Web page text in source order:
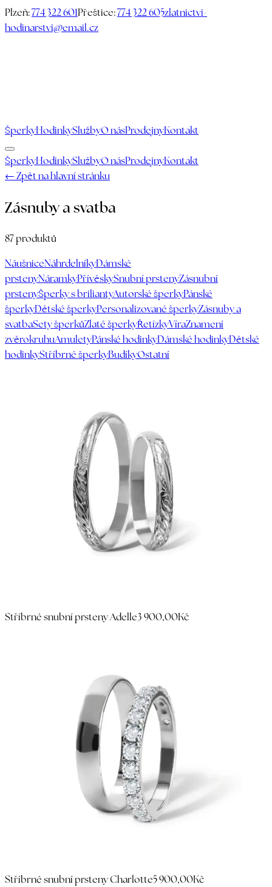
Plzeň:774 322 601Přeštice:774 322 605zlatnictvi-
hodinarstvi@email.cz
ŠperkyHodinkySlužbyO násProdejnyKontakt
ŠperkyHodinkySlužbyO násProdejnyKontakt
← Zpět na hlavní stránku
Zásnuby a svatba
87produktů
NáušniceNáhrdelníkyDámské
prstenyNáramkyPřívěskySnubní prstenyZásnubní
prstenyŠperky s briliantyAutorské šperkyPánské
šperkyDětské šperkyPersonalizované šperkyZásnuby a
svatbaSety šperkůZlaté šperkyŘetízkyVíraZnamení
zvěrokruhuAmuletyPánské hodinkyDámské hodinkyDětské
hodinkyStříbrné šperkyBudíkyOstatní
Stříbrné snubní prsteny Adelle3 900,00Kč
Stříbrné snubní prsteny Charlotte5 900,00Kč